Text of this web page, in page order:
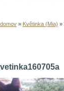
» Květinka (Mia) »